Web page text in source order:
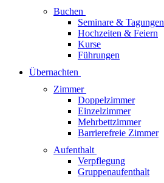
Buchen
Seminare & Tagungen
Hochzeiten & Feiern
Kurse
Führungen
Übernachten
Zimmer
Doppelzimmer
Einzelzimmer
Mehrbettzimmer
Barrierefreie Zimmer
Aufenthalt
Verpflegung
Gruppenaufenthalt